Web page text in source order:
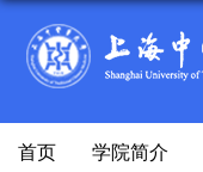
首页 学院简介